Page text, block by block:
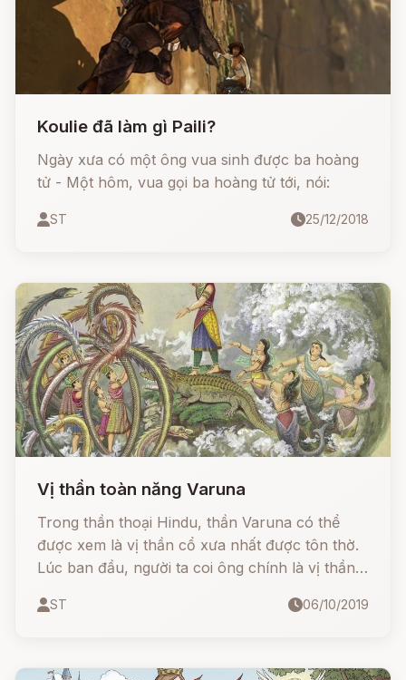
Koulie đã làm gì Paili?
Ngày xưa có một ông vua sinh được ba hoàng
tử - Một hôm, vua gọi ba hoàng tử tới, nói:
ST 25/12/2018
Vị thần toàn năng Varuna
Trong thần thoại Hindu, thần Varuna có thể
được xem là vị thần cổ xưa nhất được tôn thờ.
Lúc ban đầu, người ta coi ông chính là vị thần
thần của luật pháp, người canh gác thế giới
ST 06/10/2019